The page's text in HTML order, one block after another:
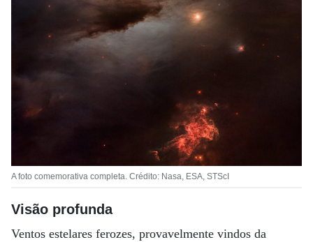
A foto comemorativa completa. Crédito: Nasa, ESA, STScI
Visão profunda
Ventos estelares ferozes, provavelmente vindos da